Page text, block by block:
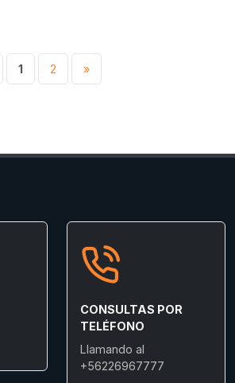
1 2 »
CONSULTAS POR
TELÉFONO
Llamando al
+56226967777